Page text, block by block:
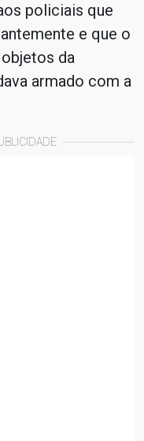
policiais que
e que o
da
armado com a